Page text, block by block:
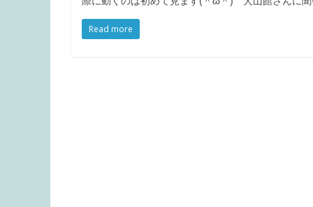
Read more